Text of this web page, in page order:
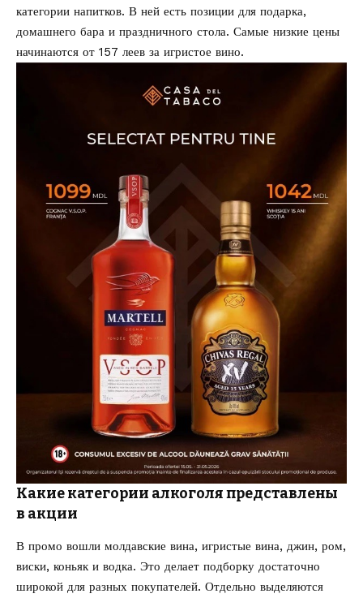
категории напитков. В ней есть позиции для подарка,
домашнего бара и праздничного стола. Самые низкие цены
начинаются от 157 леев за игристое вино.
Какие категории алкоголя представлены
в акции
В промо вошли молдавские вина, игристые вина, джин, ром,
виски, коньяк и водка. Это делает подборку достаточно
широкой для разных покупателей. Отдельно выделяются